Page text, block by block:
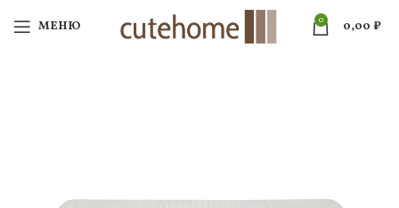
МЕНЮ 0 0,00 ₽